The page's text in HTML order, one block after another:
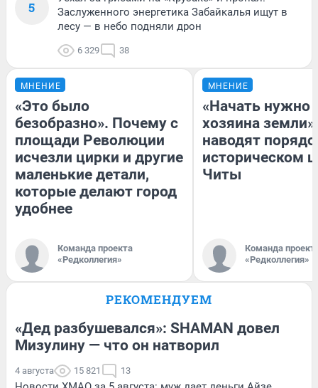
5
Заслуженного энергетика Забайкалья ищут в
лесу — в небо подняли дрон
6 329 38
МНЕНИЕ
«Это было
безобразно». Почему с
площади Революции
исчезли цирки и другие
маленькие детали,
которые делают город
удобнее
Команда проекта
«Редколлегия»
МНЕНИЕ
«Начать нужно
хозяина
наводят
историческом
Читы
Команда
«Редколлегия»
РЕКОМЕНДУЕМ
«Дед разбушевался»: SHAMAN довел
Мизулину — что он натворил
4 августа 15 821 13